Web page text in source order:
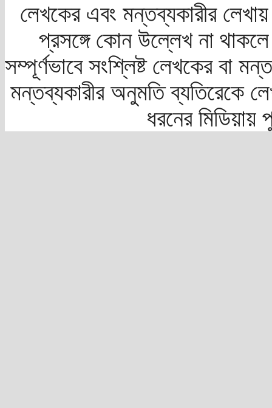
লেখকের এবং মন্তব্যকারীর
প্রসঙ্গে কোন উল্লেখ না
সম্পূর্ণভাবে সংশ্লিষ্ট লেখকের বা
মন্তব্যকারীর অনুমতি ব্যতিরেকে
ধরনের মিডিয়ায়